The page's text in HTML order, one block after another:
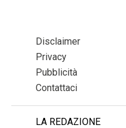
Disclaimer
Privacy
Pubblicità
Contattaci
LA REDAZIONE